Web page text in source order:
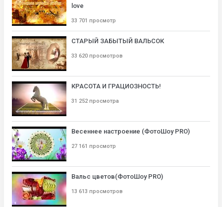
love
33 701 просмотр
СТАРЫЙ ЗАБЫТЫЙ ВАЛЬСОК
33 620 просмотров
КРАСОТА И ГРАЦИОЗНОСТЬ!
31 252 просмотра
Весеннее настроение (ФотоШоу PRO)
27 161 просмотр
Вальс цветов(ФотоШоу PRO)
13 613 просмотров